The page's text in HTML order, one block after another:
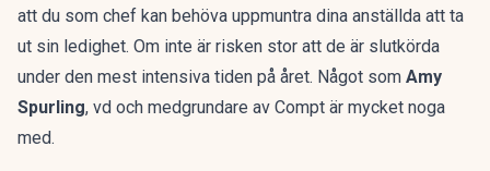
att du som chef kan behöva uppmuntra dina anställda att ta
ut sin ledighet. Om inte är risken stor att de är slutkörda
under den mest intensiva tiden på året. Något som Amy
Spurling, vd och medgrundare av Compt är mycket noga
med.